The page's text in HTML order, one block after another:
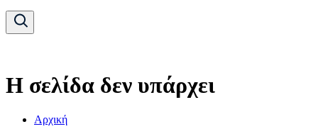
Η σελίδα δεν υπάρχει
Αρχική